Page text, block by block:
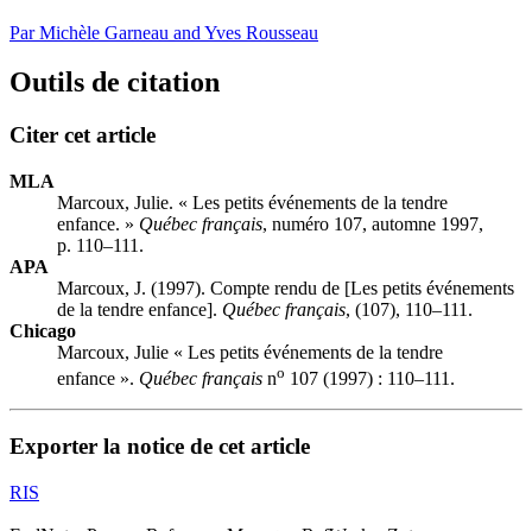
Par Michèle Garneau and Yves Rousseau
Outils de citation
Citer cet article
MLA
Marcoux, Julie. « Les petits événements de la tendre
enfance. » Québec français, numéro 107, automne 1997,
p. 110–111.
APA
Marcoux, J. (1997). Compte rendu de [Les petits événements
de la tendre enfance]. Québec français, (107), 110–111.
Chicago
Marcoux, Julie « Les petits événements de la tendre
enfance ». Québec français no 107 (1997) : 110–111.
Exporter la notice de cet article
RIS